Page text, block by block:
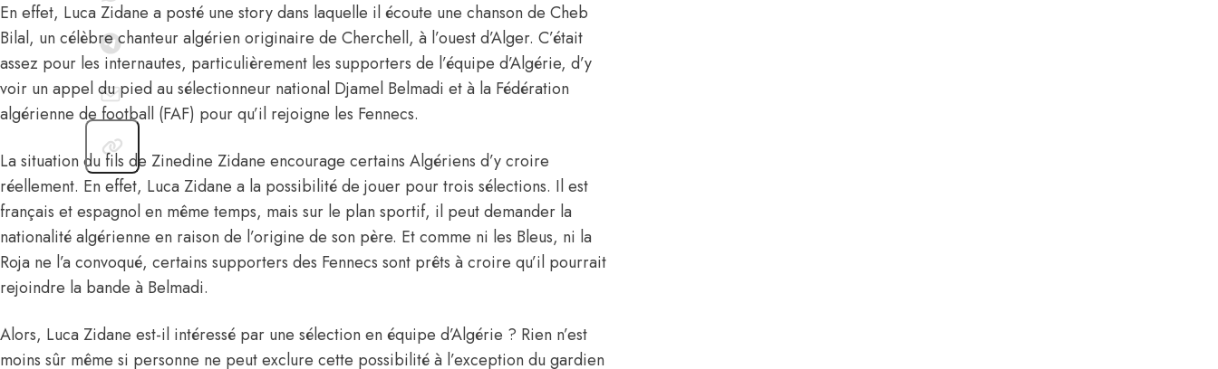
En effet, Luca Zidane a posté une story dans laquelle il écoute une chanson de Cheb
Bilal, un célèbre chanteur algérien originaire de Cherchell, à l’ouest d’Alger. C’était
assez pour les internautes, particulièrement les supporters de l’équipe d’Algérie, d’y
voir un appel du pied au sélectionneur national Djamel Belmadi et à la Fédération
algérienne de football (FAF) pour qu’il rejoigne les Fennecs.
La situation du fils de Zinedine Zidane encourage certains Algériens d’y croire
réellement. En effet, Luca Zidane a la possibilité de jouer pour trois sélections. Il est
français et espagnol en même temps, mais sur le plan sportif, il peut demander la
nationalité algérienne en raison de l’origine de son père. Et comme ni les Bleus, ni la
Roja ne l’a convoqué, certains supporters des Fennecs sont prêts à croire qu’il pourrait
rejoindre la bande à Belmadi.
Alors, Luca Zidane est-il intéressé par une sélection en équipe d’Algérie ? Rien n’est
moins sûr même si personne ne peut exclure cette possibilité à l’exception du gardien